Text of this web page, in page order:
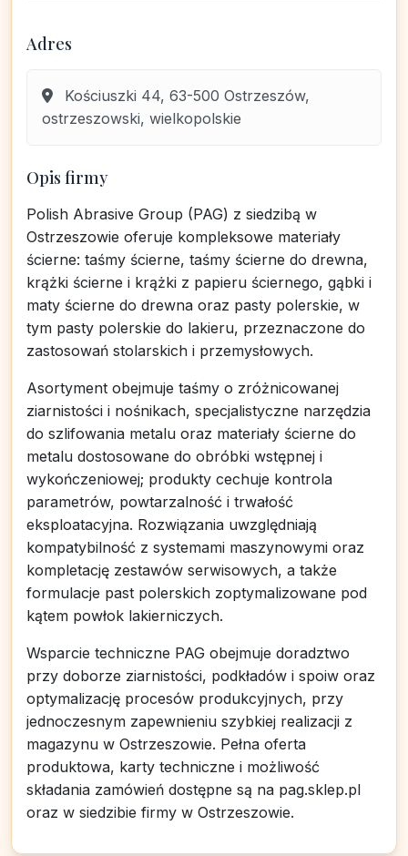
Adres
Kościuszki 44, 63-500 Ostrzeszów,
ostrzeszowski, wielkopolskie
Opis firmy
Polish Abrasive Group (PAG) z siedzibą w
Ostrzeszowie oferuje kompleksowe materiały
ścierne: taśmy ścierne, taśmy ścierne do drewna,
krążki ścierne i krążki z papieru ściernego, gąbki i
maty ścierne do drewna oraz pasty polerskie, w
tym pasty polerskie do lakieru, przeznaczone do
zastosowań stolarskich i przemysłowych.
Asortyment obejmuje taśmy o zróżnicowanej
ziarnistości i nośnikach, specjalistyczne narzędzia
do szlifowania metalu oraz materiały ścierne do
metalu dostosowane do obróbki wstępnej i
wykończeniowej; produkty cechuje kontrola
parametrów, powtarzalność i trwałość
eksploatacyjna. Rozwiązania uwzględniają
kompatybilność z systemami maszynowymi oraz
kompletację zestawów serwisowych, a także
formulacje past polerskich zoptymalizowane pod
kątem powłok lakierniczych.
Wsparcie techniczne PAG obejmuje doradztwo
przy doborze ziarnistości, podkładów i spoiw oraz
optymalizację procesów produkcyjnych, przy
jednoczesnym zapewnieniu szybkiej realizacji z
magazynu w Ostrzeszowie. Pełna oferta
produktowa, karty techniczne i możliwość
składania zamówień dostępne są na pag.sklep.pl
oraz w siedzibie firmy w Ostrzeszowie.